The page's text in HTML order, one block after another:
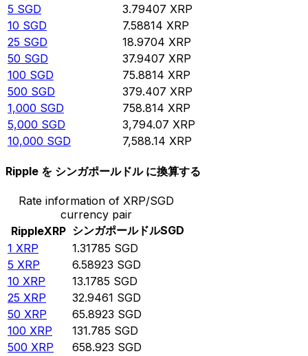
5 SGD 3.79407 XRP
10 SGD 7.58814 XRP
25 SGD 18.9704 XRP
50 SGD 37.9407 XRP
100 SGD 75.8814 XRP
500 SGD 379.407 XRP
1,000 SGD 758.814 XRP
5,000 SGD 3,794.07 XRP
10,000 SGD 7,588.14 XRP
Ripple を シンガポールドル に換算する
Rate information of XRP/SGD
currency pair
RippleXRP シンガポールドルSGD
1 XRP 1.31785 SGD
5 XRP 6.58923 SGD
10 XRP 13.1785 SGD
25 XRP 32.9461 SGD
50 XRP 65.8923 SGD
100 XRP 131.785 SGD
500 XRP 658.923 SGD